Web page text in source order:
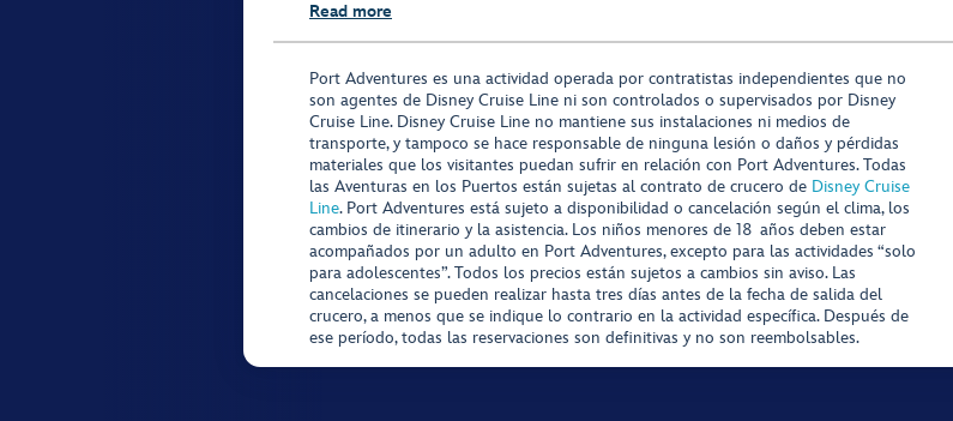
Read more
Port Adventures es una actividad operada por contratistas independientes que no
son agentes de Disney Cruise Line ni son controlados o supervisados por Disney
Cruise Line. Disney Cruise Line no mantiene sus instalaciones ni medios de
transporte, y tampoco se hace responsable de ninguna lesión o daños y pérdidas
materiales que los visitantes puedan sufrir en relación con Port Adventures. Todas
las Aventuras en los Puertos están sujetas al contrato de crucero de Disney Cruise
Line. Port Adventures está sujeto a disponibilidad o cancelación según el clima, los
cambios de itinerario y la asistencia. Los niños menores de 18 años deben estar
acompañados por un adulto en Port Adventures, excepto para las actividades “solo
para adolescentes”. Todos los precios están sujetos a cambios sin aviso. Las
cancelaciones se pueden realizar hasta tres días antes de la fecha de salida del
crucero, a menos que se indique lo contrario en la actividad específica. Después de
ese período, todas las reservaciones son definitivas y no son reembolsables.